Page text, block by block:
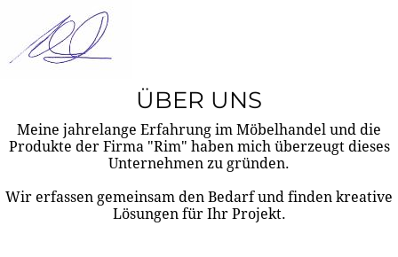
ÜBER UNS
Meine jahrelange Erfahrung im Möbelhandel und die
Produkte der Firma "Rim" haben mich überzeugt dieses
Unternehmen zu gründen.
Wir erfassen gemeinsam den Bedarf und finden kreative
Lösungen für Ihr Projekt.